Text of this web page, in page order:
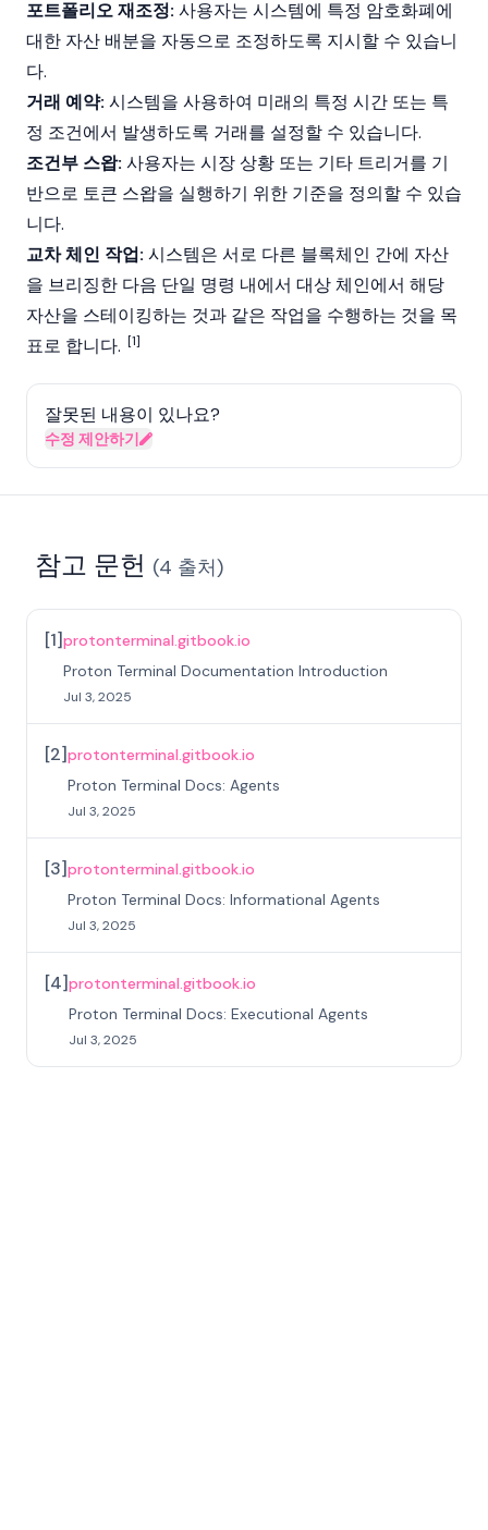
포트폴리오 재조정: 사용자는 시스템에 특정 암호화폐에
대한 자산 배분을 자동으로 조정하도록 지시할 수 있습니
다.
거래 예약: 시스템을 사용하여 미래의 특정 시간 또는 특
정 조건에서 발생하도록 거래를 설정할 수 있습니다.
조건부 스왑: 사용자는 시장 상황 또는 기타 트리거를 기
반으로 토큰 스왑을 실행하기 위한 기준을 정의할 수 있습
니다.
교차 체인 작업: 시스템은 서로 다른 블록체인 간에 자산
을 브리징한 다음 단일 명령 내에서 대상 체인에서 해당
자산을 스테이킹하는 것과 같은 작업을 수행하는 것을 목
표로 합니다. [1]
잘못된 내용이 있나요?
수정 제안하기
참고 문헌 (4 출처)
[1]protonterminal.gitbook.io
Proton Terminal Documentation Introduction
Jul 3, 2025
[2]protonterminal.gitbook.io
Proton Terminal Docs: Agents
Jul 3, 2025
[3]protonterminal.gitbook.io
Proton Terminal Docs: Informational Agents
Jul 3, 2025
[4]protonterminal.gitbook.io
Proton Terminal Docs: Executional Agents
Jul 3, 2025